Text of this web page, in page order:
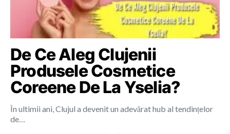
De Ce Aleg Clujenii
Produsele Cosmetice
Coreene De La Yselia?
În ultimii ani, Clujul a devenit un adevărat hub al tendințelor
de…